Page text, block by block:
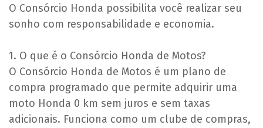
O Consórcio Honda possibilita você realizar seu
sonho com responsabilidade e economia.
1. O que é o Consórcio Honda de Motos?
O Consórcio Honda de Motos é um plano de
compra programado que permite adquirir uma
moto Honda 0 km sem juros e sem taxas
adicionais. Funciona como um clube de compras,